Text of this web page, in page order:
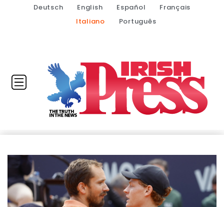
Deutsch English Español
Français
Italiano
Português